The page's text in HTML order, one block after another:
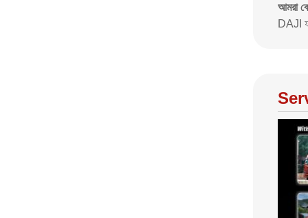
আমরা
DAJI